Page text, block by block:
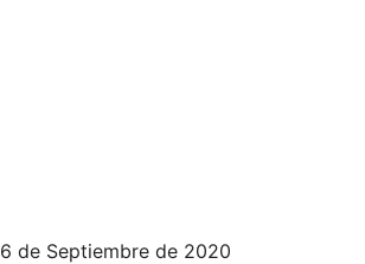
6 de Septiembre de 2020